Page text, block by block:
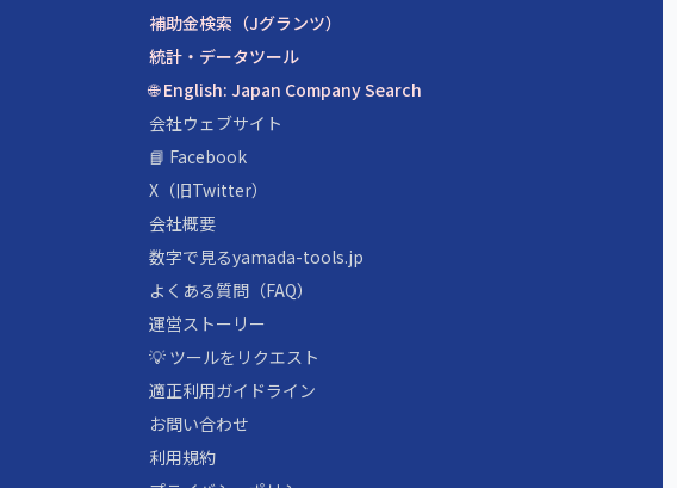
補助金検索（Jグランツ）
統計・データツール
🌐 English: Japan Company Search
会社ウェブサイト
📘 Facebook
X（旧Twitter）
会社概要
数字で見るyamada-tools.jp
よくある質問（FAQ）
運営ストーリー
💡 ツールをリクエスト
適正利用ガイドライン
お問い合わせ
利用規約